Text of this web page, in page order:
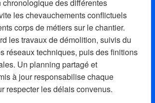
chronologique des différentes
les chevauchements conflictuels
corps de métiers sur le chantier.
les travaux de démolition, suivis du
réseaux techniques, puis des finitions
Un planning partagé et
à jour responsabilise chaque
respecter les délais convenus.